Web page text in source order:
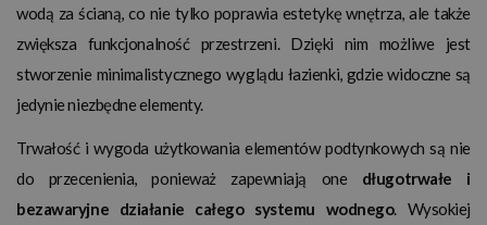
wodą za ścianą, co nie tylko poprawia estetykę wnętrza, ale także
zwiększa funkcjonalność przestrzeni. Dzięki nim możliwe jest
stworzenie minimalistycznego wyglądu łazienki, gdzie widoczne są
jedynie niezbędne elementy.
Trwałość i wygoda użytkowania elementów podtynkowych są nie
do przecenienia, ponieważ zapewniają one długotrwałe i
bezawaryjne działanie całego systemu wodnego. Wysokiej